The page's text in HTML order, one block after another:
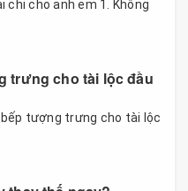
chỉ cho anh em 1. Không
trưng cho tài lộc đầu
tượng trưng cho tài lộc